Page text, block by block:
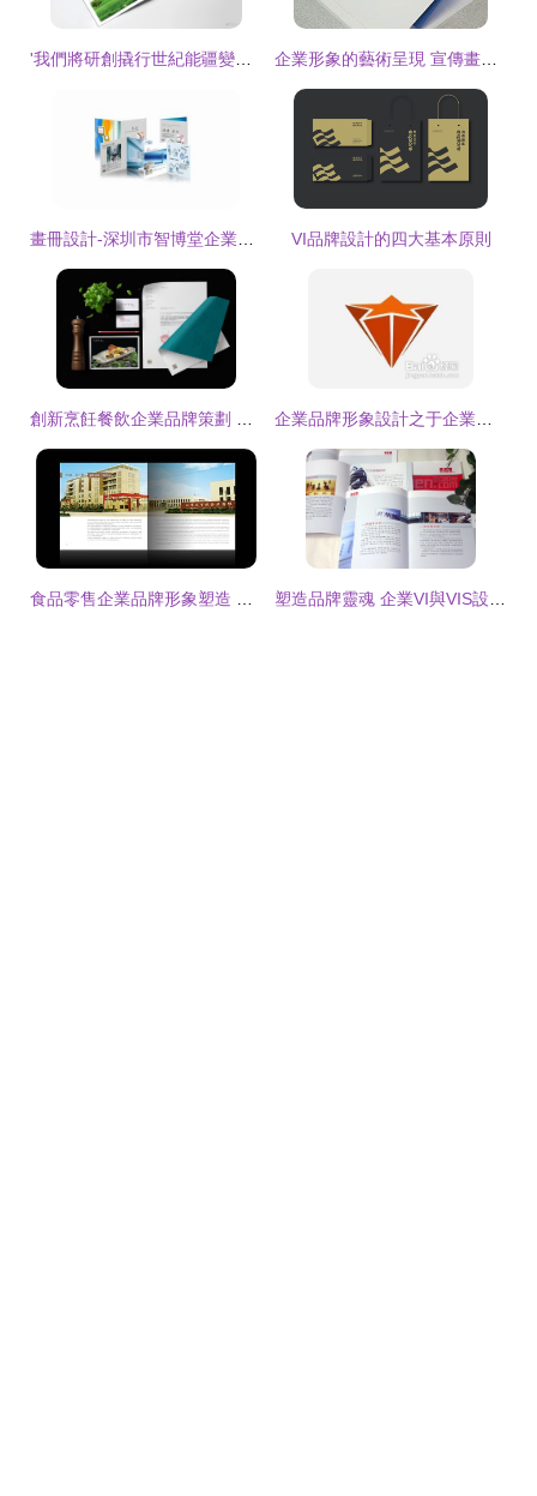
VI品牌設計的四大基本原則